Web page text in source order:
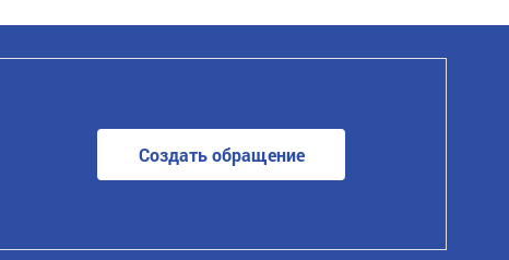
Создать обращение